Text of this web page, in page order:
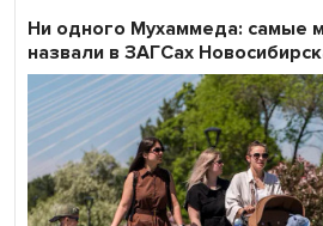
Ни одного Мухаммеда: самые
назвали в ЗАГСах